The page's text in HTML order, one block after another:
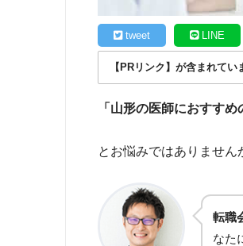
tweet LINE
【PRリンク】が含まれてい
「山形の医師におすす
とお悩みではありません
転職
なた